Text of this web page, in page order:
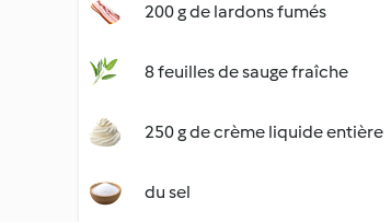
200 g de lardons fumés
8 feuilles de sauge fraîche
250 g de crème liquide entière
du sel